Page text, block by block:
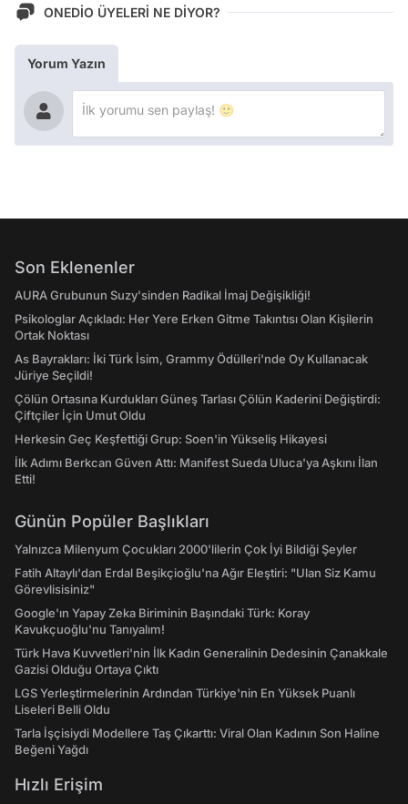
ONEDİO ÜYELERİ NE DİYOR?
Yorum Yazın
Son Eklenenler
AURA Grubunun Suzy'sinden Radikal İmaj Değişikliği!
Psikologlar Açıkladı: Her Yere Erken Gitme Takıntısı Olan Kişilerin
Ortak Noktası
As Bayrakları: İki Türk İsim, Grammy Ödülleri'nde Oy Kullanacak
Jüriye Seçildi!
Çölün Ortasına Kurdukları Güneş Tarlası Çölün Kaderini Değiştirdi:
Çiftçiler İçin Umut Oldu
Herkesin Geç Keşfettiği Grup: Soen'in Yükseliş Hikayesi
İlk Adımı Berkcan Güven Attı: Manifest Sueda Uluca'ya Aşkını İlan
Etti!
Günün Popüler Başlıkları
Yalnızca Milenyum Çocukları 2000'lilerin Çok İyi Bildiği Şeyler
Fatih Altaylı'dan Erdal Beşikçioğlu'na Ağır Eleştiri: "Ulan Siz Kamu
Görevlisisiniz"
Google'ın Yapay Zeka Biriminin Başındaki Türk: Koray
Kavukçuoğlu'nu Tanıyalım!
Türk Hava Kuvvetleri'nin İlk Kadın Generalinin Dedesinin Çanakkale
Gazisi Olduğu Ortaya Çıktı
LGS Yerleştirmelerinin Ardından Türkiye'nin En Yüksek Puanlı
Liseleri Belli Oldu
Tarla İşçisiydi Modellere Taş Çıkarttı: Viral Olan Kadının Son Haline
Beğeni Yağdı
Hızlı Erişim